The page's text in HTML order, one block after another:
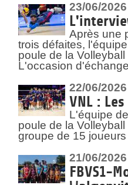
23/06/2026
Après une
trois défaites,
poule de la
L'occasion
22/06/2026
VNL :
L'équipe
poule de la
groupe de 15
21/06/2026
FBVS1-